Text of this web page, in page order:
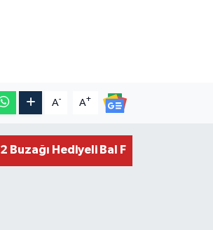
A- A+
2 Buzağı Hediyeli Bal Festivalinde